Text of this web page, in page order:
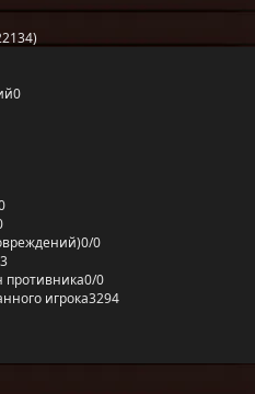
0
0/0
3
0/0
игрока3294